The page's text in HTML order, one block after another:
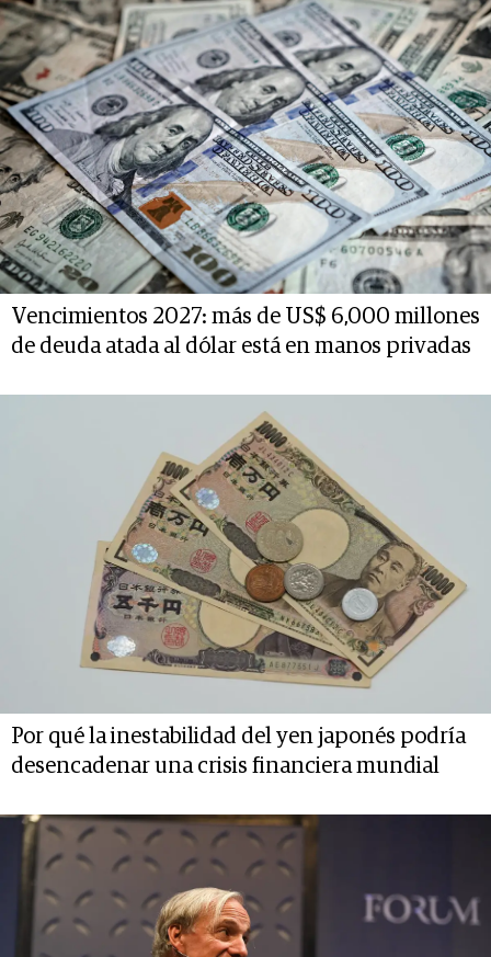
Vencimientos 2027: más de US$ 6,000 millones
de deuda atada al dólar está en manos privadas
Por qué la inestabilidad del yen japonés podría
desencadenar una crisis financiera mundial